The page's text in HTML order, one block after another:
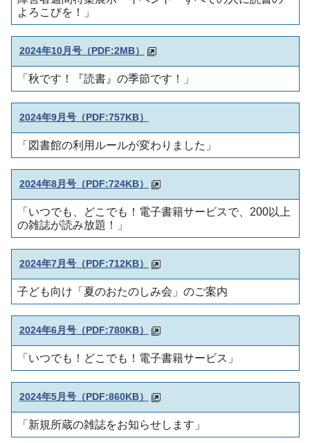
よろこびを！」
2024年10月号（PDF:2MB）
「秋です！『読書』の季節です！」
2024年9月号（PDF:757KB）
「図書館の利用ルールが変わりました」
2024年8月号（PDF:724KB）
「いつでも、どこでも！電子書籍サービスで、200以上
の雑誌が読み放題！」
2024年7月号（PDF:712KB）
子ども向け「夏のおたのしみ会」のご案内
2024年6月号（PDF:780KB）
「いつでも！どこでも！電子書籍サービス」
2024年5月号（PDF:860KB）
「新規所蔵の雑誌をお知らせします」